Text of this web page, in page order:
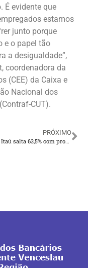
É evidente que
estamos
junto porque
e o papel tão
a desigualdade”,
coordenadora da
(CEE) da Caixa e
Nacional dos
CUT).
PRÓXIMO
Lucro do Itaú salta 63,5% com provisões menores